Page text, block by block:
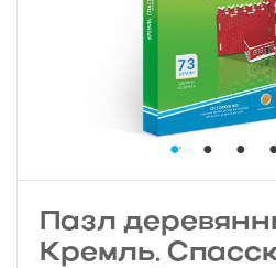
Пазл
Кремль.